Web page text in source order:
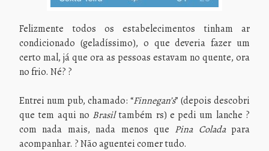
Felizmente todos os estabelecimentos tinham ar
condicionado (geladíssimo), o que deveria fazer um
certo mal, já que ora as pessoas estavam no quente, ora
no frio. Né? ?
Entrei num pub, chamado: “Finnegan’s” (depois descobri
que tem aqui no Brasiltambém rs) e pedi um lanche ?
com nada mais, nada menos que Pina Colada para
acompanhar. ? Não aguentei comer tudo.